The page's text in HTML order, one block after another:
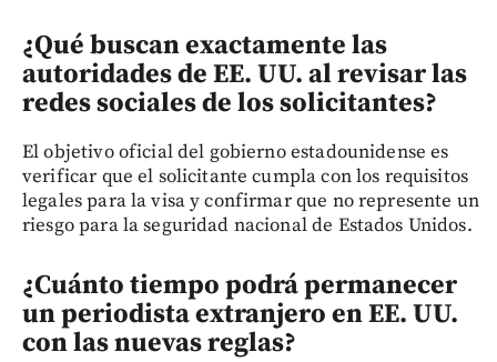
¿Qué buscan exactamente las
autoridades de EE. UU. al revisar las
redes sociales de los solicitantes?
El objetivo oficial del gobierno estadounidense es
verificar que el solicitante cumpla con los requisitos
legales para la visa y confirmar que no represente un
riesgo para la seguridad nacional de Estados Unidos.
¿Cuánto tiempo podrá permanecer
un periodista extranjero en EE. UU.
con las nuevas reglas?